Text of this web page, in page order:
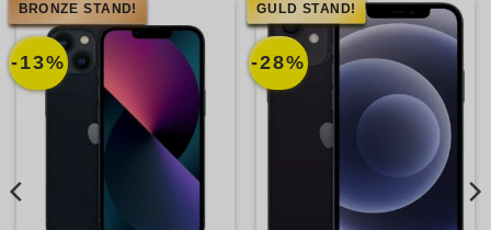
-13%
BRONZE STAND!
-28%
GULD STAND!